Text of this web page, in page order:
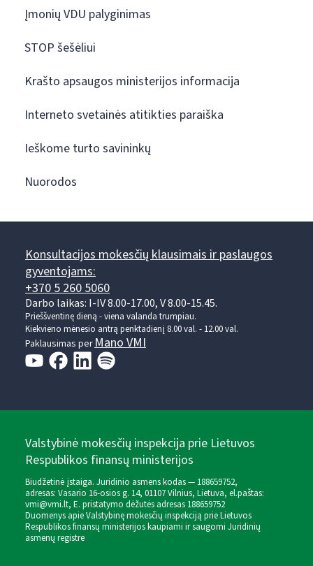
Įmonių VDU palyginimas
STOP šešėliui
Krašto apsaugos ministerijos informacija
Interneto svetainės atitikties paraiška
Ieškome turto savininkų
Nuorodos
Konsultacijos mokesčių klausimais ir paslaugos
gyventojams:
+370 5 260 5060
Darbo laikas: I-IV 8.00-17.00, V 8.00-15.45.
Prieššventinę dieną - viena valanda trumpiau.
Kiekvieno mėnesio antrą penktadienį 8.00 val. - 12.00 val.
Paklausimas perMano VMI
Valstybinė mokesčių inspekcija prie Lietuvos
Respublikos finansų ministerijos
Biudžetinė įstaiga. Juridinio asmens kodas — 188659752,
adresas: Vasario 16-osios g. 14, 01107 Vilnius, Lietuva, el.paštas:
vmi@vmi.lt, E. pristatymo dėžutės adresas 188659752
Duomenys apie Valstybinę mokesčių inspekciją prie Lietuvos
Respublikos finansų ministerijos kaupiami ir saugomi Juridinių
asmenų registre